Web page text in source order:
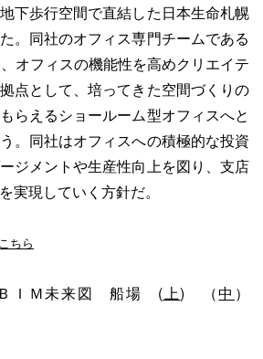
下歩行空間で直結した日本生命札幌
。同社のオフィス専門チームである
オフィスの機能性を高めクリエイテ
点として、培ってきた空間づくりの
らえるショールーム型オフィスへと
。同社はオフィスへの積極的な投資
ジメントや生産性向上を図り、支店
実現していく方針だ。
こちら
ＩＭ未来図 船場 (上) （中 ）